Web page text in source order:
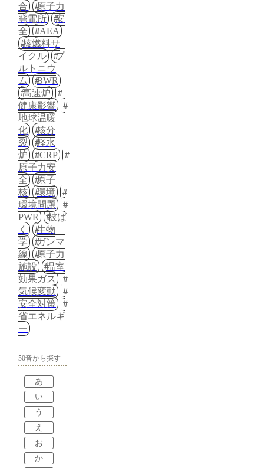
合
原子力
発電所
安
全
IAEA
核燃料サ
イクル
プ
ルトニウ
ム
BWR
高速炉
健康影響
地球温暖
化
核分
裂
軽水
炉
ICRP
原子力安
全
原子
核
環境
環境問題
PWR
被ば
く
生物
学
ガンマ
線
原子力
施設
温室
効果ガス
気候変動
安全対策
省エネルギ
ー
50音から探す
あ
い
う
え
お
か